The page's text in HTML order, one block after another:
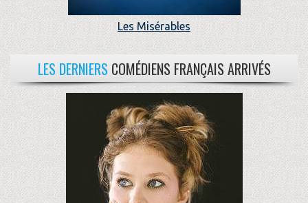
Les Misérables
LES DERNIERS COMÉDIENS FRANÇAIS ARRIVÉS